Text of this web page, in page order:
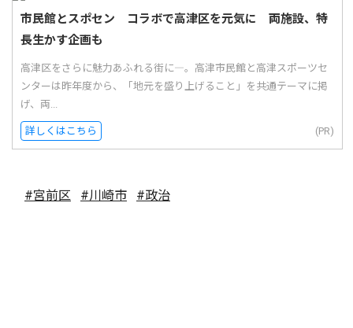
市民館とスポセン コラボで高津区を元気に 両施設、特
長生かす企画も
高津区をさらに魅力あふれる街に―。高津市民館と高津スポーツセ
ンターは昨年度から、「地元を盛り上げること」を共通テーマに掲
げ、両...
詳しくはこちら (PR)
#宮前区 #川崎市 #政治